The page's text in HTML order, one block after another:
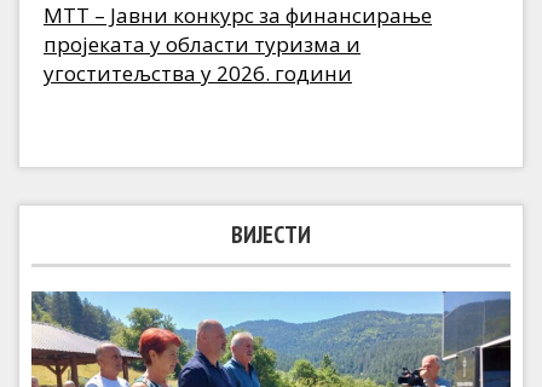
МТТ – Јавни конкурс за финансирање
пројеката у области туризма и
угоститељства у 2026. години
ВИЈЕСТИ